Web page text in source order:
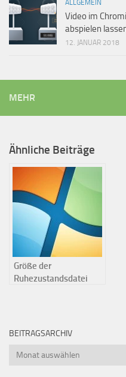
ALLGEMEIN
Video im
abspielen
12. JANUAR 2018
MEHR
Ähnliche Beiträge
Größe der
Ruhezustandsdatei
BEITRAGSARCHIV
Beitragsarchiv